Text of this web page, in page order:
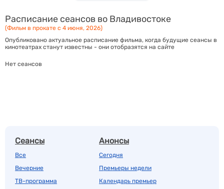
Расписание сеансов во Владивостоке
(Фильм в прокате с 4 июня, 2026)
Опубликовано актуальное расписание фильма, когда будущие сеансы в
кинотеатрах станут известны - они отобразятся на сайте
Нет сеансов
Сеансы
Все
Вечерние
ТВ-программа
Анонсы
Сегодня
Премьеры недели
Календарь премьер